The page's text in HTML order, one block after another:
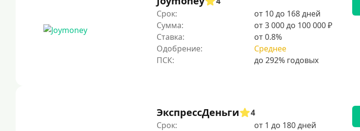
Срок:
от 10 до 168 дней
Сумма:
от 3 000 до 100 000 ₽
Ставка:
от 0.8%
Одобрение:
Среднее
ЭкспрессДеньги
4
Срок:
от 1 до 180 дней